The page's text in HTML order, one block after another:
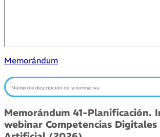
Memorándum
Memorándum 41-Planificación.
webinar Competencias